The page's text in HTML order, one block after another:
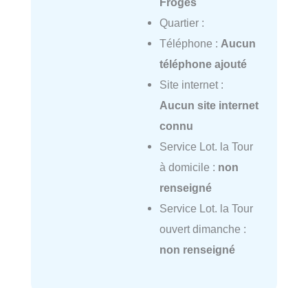
Quartier :
Téléphone : Aucun
téléphone ajouté
Site internet :
Aucun site internet
connu
Service Lot. la Tour
à domicile : non
renseigné
Service Lot. la Tour
ouvert dimanche :
non renseigné